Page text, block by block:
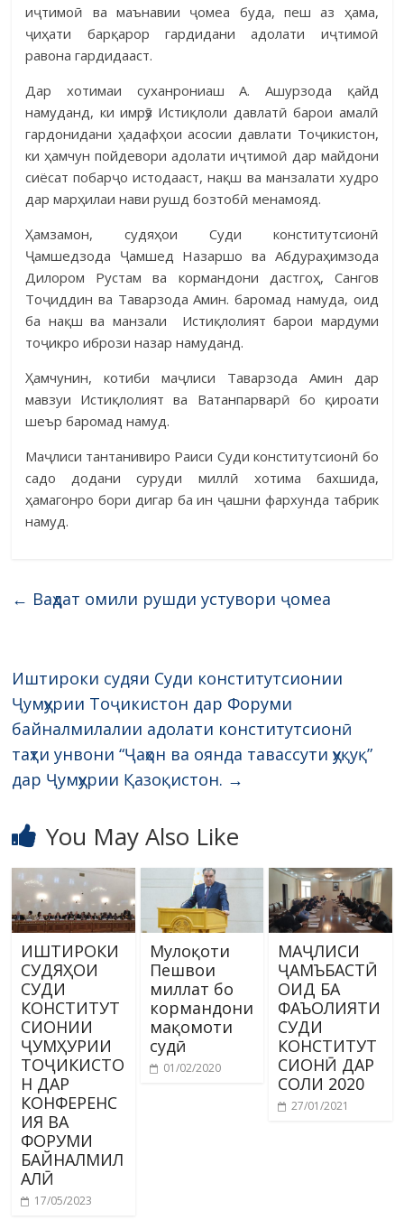
иҷтимоӣ ва маънавии ҷомеа буда, пеш аз ҳама,
ҷиҳати барқарор гардидани адолати иҷтимоӣ
равона гардидааст.
Дар хотимаи суханрониаш А. Ашурзода қайд
намуданд, ки имрӯз Истиқлоли давлатӣ барои амалӣ
гардонидани ҳадафҳои асосии давлати Тоҷикистон,
ки ҳамчун пойдевори адолати иҷтимоӣ дар майдони
сиёсат побарҷо истодааст, нақш ва манзалати худро
дар марҳилаи нави рушд бозтобӣ менамояд.
Ҳамзамон, судяҳои Суди конститутсионӣ
Ҷамшедзода Ҷамшед Назаршо ва Абдураҳимзода
Дилором Рустам ва кормандони дастгоҳ, Сангов
Тоҷиддин ва Таварзода Амин. баромад намуда, оид
ба нақш ва манзали Истиқлолият барои мардуми
тоҷикро ибрози назар намуданд.
Ҳамчунин, котиби маҷлиси Таварзода Амин дар
мавзуи Истиқлолият ва Ватанпарварӣ бо қироати
шеър баромад намуд.
Маҷлиси тантанивиро Раиси Суди конститутсионӣ бо
садо додани суруди миллӣ хотима бахшида,
ҳамагонро бори дигар ба ин ҷашни фархунда табрик
намуд.
← Ваҳдат омили рушди устувори ҷомеа
Иштироки судяи Суди конститутсионии
Ҷумҳурии Тоҷикистон дар Форуми
байналмилалии адолати конститутсионӣ
таҳти унвони “Ҷаҳон ва оянда тавассути ҳуқуқ”
дар Ҷумҳурии Қазоқистон. →
You May Also Like
ИШТИРОКИ
СУДЯҲОИ
СУДИ
КОНСТИТУТ
СИОНИИ
ҶУМҲУРИИ
ТОҶИКИСТО
Н ДАР
КОНФЕРЕНС
ИЯ ВА
ФОРУМИ
БАЙНАЛМИЛ
АЛӢ
17/05/2023
Мулоқоти
Пешвои
миллат бо
кормандони
мақомоти
судӣ
01/02/2020
МАҶЛИСИ
ҶАМЪБАСТӢ
ОИД БА
ФАЪОЛИЯТИ
СУДИ
КОНСТИТУТ
СИОНӢ ДАР
СОЛИ 2020
27/01/2021